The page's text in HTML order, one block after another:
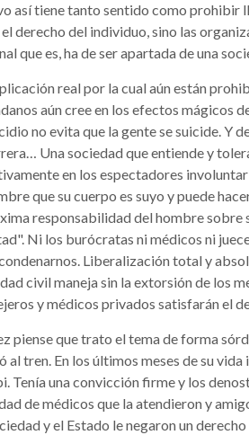
así tiene tanto sentido como prohibir
el derecho del individuo, sino las
que es, ha de ser apartada de una
real por la cual aún están
aún cree en los efectos mágicos
no evita que la gente se suicide. Y
Una sociedad que entiende y
en los espectadores
que su cuerpo es suyo y puede
responsabilidad del hombre sobre
Ni los burócratas ni médicos ni
Liberalización total y
civil maneja sin la extorsión de los
y médicos privados satisfarán el
piense que trato el tema de forma
al tren. En los últimos meses de su
Tenía una convicción firme y los
de médicos que la atendieron y
y el Estado le negaron un